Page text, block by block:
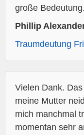
große Bedeutung.
Phillip
Traumdeutung
Vielen Dank.
meine Mutter
mich manchmal
momentan sehr